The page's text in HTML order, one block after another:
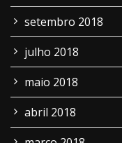
setembro 2018
julho 2018
maio 2018
abril 2018